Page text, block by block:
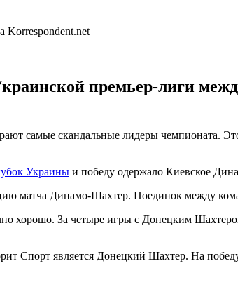
премьер-лиги
самые скандальные лидеры чемпионата.
Украины и победу одержало Киевское
матча Динамо-Шахтер. Поединок между
хорошо. За четыре игры с Донецким
Спорт является Донецкий Шахтер. На